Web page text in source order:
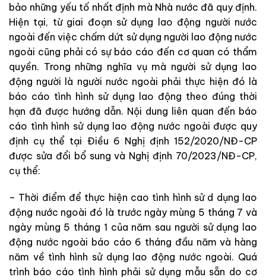
bảo những yếu tố nhất định mà Nhà nước đã quy định.
Hiện tại, từ giai đoạn sử dụng lao động người nước
ngoài đến việc chấm dứt sử dụng người lao động nước
ngoài cũng phải có sự báo cáo đến cơ quan có thẩm
quyền. Trong những nghĩa vụ mà người sử dụng lao
động người là người nước ngoài phải thực hiện đó là
báo cáo tình hình sử dụng lao động theo đúng thời
hạn đã được hướng dẫn. Nội dung liên quan đến báo
cáo tình hình sử dụng lao động nước ngoài được quy
định cụ thể tại Điều 6 Nghị định 152/2020/NĐ-CP
được sửa đổi bổ sung và Nghị định 70/2023/NĐ-CP,
cụ thể:
– Thời điểm để thực hiện cao tình hình sử d dụng lao
động nước ngoài đó là trước ngày mùng 5 tháng 7 và
ngày mùng 5 tháng 1 của năm sau người sử dụng lao
động nước ngoài báo cáo 6 tháng đầu năm và hàng
năm về tình hình sử dụng lao động nước ngoài. Quá
trình báo cáo tình hình phải sử dụng mẫu sẵn do cơ